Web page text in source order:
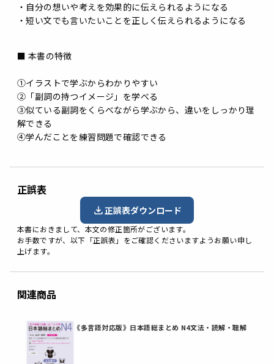
・自分の想いや考えを効果的に伝えられるようになる
・短い文でも言いたいことを正しく伝えられるようになる
■ 本書の特徴
➀イラストで学ぶからわかりやすい
②「副詞の持つイメージ」を学べる
③似ている副詞をくらべながら学ぶから、違いをしっかり理
解できる
④学んだことを練習問題で確認できる
正誤表
正誤表ダウンロード
本書におきまして、本文の修正箇所がございます。
お手数ですが、以下「正誤表」をご確認くださいますようお願い申し
上げます。
関連商品
《多言語対応版》日本語総まとめ N4文法・読解・聴解